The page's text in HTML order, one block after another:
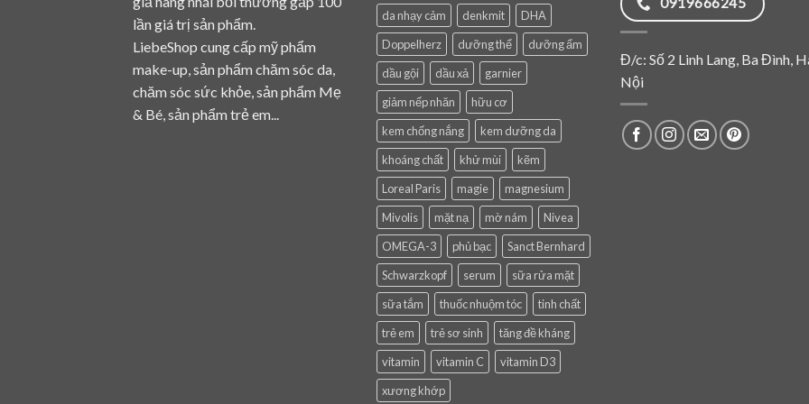
lần giá trị sản phẩm.
LiebeShop cung cấp mỹ phẩm
make-up, sản phẩm chăm sóc da,
chăm sóc sức khỏe, sản phẩm Mẹ
& Bé, sản phẩm trẻ em...
da nhạy cảm denkmit
DHA
Doppelherz
dưỡng thể
dưỡng ẩm
dầu gội
dầu xả
garnier
giảm nếp nhăn
hữu cơ
kem chống nắng
kem dưỡng da
khoáng chất
khử mùi
kẽm
Loreal Paris
magie
magnesium
Mivolis
mặt nạ mờ nám
Nivea
OMEGA-3
phủ bạc
Sanct Bernhard
Schwarzkopf
serum
sữa rửa mặt
sữa tắm
thuốc nhuộm tóc
tinh chất
trẻ em
trẻ sơ sinh
tăng đề kháng
vitamin
vitamin C
vitamin D3
xương khớp
Đ/c: Số 2 Linh Lang, Ba Đình,
Nội